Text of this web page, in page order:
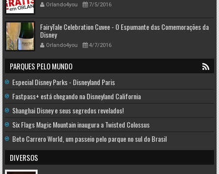
Orlando4you 7/5/2016
FairyTale Celebration Cuvee - O Espumante das Comemorações da
Disney
Orlando4you 4/7/2016
PARQUES PELO MUNDO
Especial Disney Parks - Disneyland Paris
Fastpass+ está chegando na Disneyland California
Shanghai Disney e seus segredos revelados!
Six Flags Magic Mountain inaugura a Twisted Colossus
Beto Carrero World, um passeio pelo parque no sul do Brasil
DIVERSOS